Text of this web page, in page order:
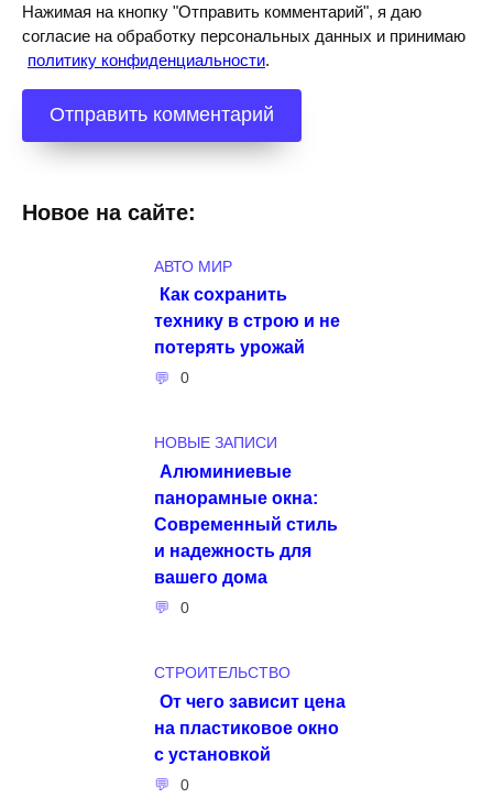
Нажимая на кнопку "Отправить комментарий", я даю
согласие на обработку персональных данных и принимаю
политику конфиденциальности.
Новое на сайте:
АВТО МИР
Как сохранить
технику в строю и не
потерять урожай
0
НОВЫЕ ЗАПИСИ
Алюминиевые
панорамные окна:
Современный стиль
и надежность для
вашего дома
0
СТРОИТЕЛЬСТВО
От чего зависит цена
на пластиковое окно
с установкой
0